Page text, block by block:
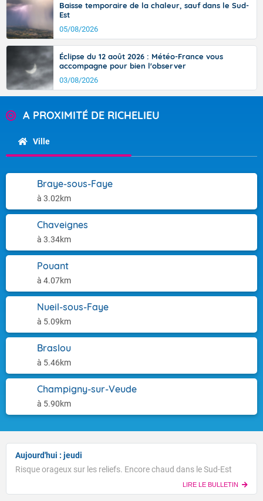
Baisse temporaire de la chaleur, sauf dans le Sud-
Est
05/08/2026
Éclipse du 12 août 2026 : Météo-France vous
accompagne pour bien l'observer
03/08/2026
A PROXIMITÉ DE RICHELIEU
Ville
Braye-sous-Faye
à 3.02km
Chaveignes
à 3.34km
Pouant
à 4.07km
Nueil-sous-Faye
à 5.09km
Braslou
à 5.46km
Champigny-sur-Veude
à 5.90km
Aujourd'hui : jeudi
Risque orageux sur les reliefs. Encore chaud dans le Sud-Est
LIRE LE BULLETIN